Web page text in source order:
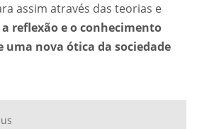
assim através das teorias e
reflexão e o conhecimento
uma nova ótica da sociedade